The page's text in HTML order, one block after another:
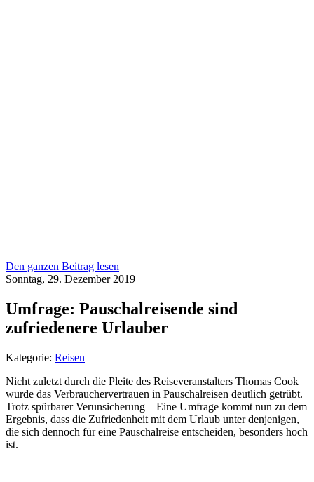
Den ganzen Beitrag lesen
Sonntag, 29. Dezember 2019
Umfrage: Pauschalreisende sind
zufriedenere Urlauber
Kategorie: Reisen
Nicht zuletzt durch die Pleite des Reiseveranstalters Thomas Cook
wurde das Verbrauchervertrauen in Pauschalreisen deutlich getrübt.
Trotz spürbarer Verunsicherung – Eine Umfrage kommt nun zu dem
Ergebnis, dass die Zufriedenheit mit dem Urlaub unter denjenigen,
die sich dennoch für eine Pauschalreise entscheiden, besonders hoch
ist.